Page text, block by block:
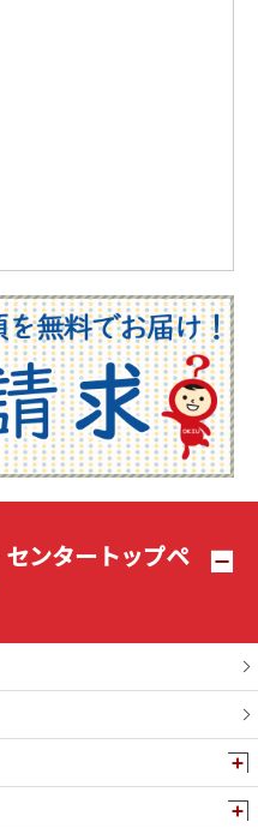
ンタートップペ